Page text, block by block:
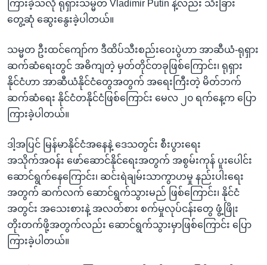
နေရာ
သို့
ရန်
ကြားခဲ့သလို ရုရှားသမ္မတ Vladimir Putin နဲ့လည်း သီးခြား
တွေ့ဆုံ ဆွေးနွေးခဲ့ပါတယ်။
သမ္မတ ဦးထင်ကျော်က ဒီထိပ်သီးစည်းဝေးပွဲဟာ အာဆီယံ-ရုရှား
ဆက်ဆံရေးတွင် အဓိကျတဲ့ မှတ်တိုင်တခုဖြစ်ကြောင်း၊ ရုရှား
နိုင်ငံဟာ အာဆီယံနိုင်ငံတွေအတွက် အရေးကြီးတဲ့ မိတ်ဘက်
ဆက်ဆံရေး နိုင်ငံတနိုင်ငံဖြစ်ကြောင်း မေလ ၂၀ ရက်နေ့က ပြော
ကြားခဲ့ပါတယ်။
ဒါ့အပြင် မြန်မာနိုင်ငံအနေနဲ့ ဒေသတွင်း စီးပွားရေး
အသိုက်အဝန်း ဖော်ဆောင်နိုင်ရေးအတွက် အစွမ်းကုန် ပူးပေါင်း
ဆောင်ရွက်နေကြောင်း၊ ဆင်းရဲချမ်းသာကွာဟမှု နည်းပါးရေး
အတွက် ဆက်လက် ဆောင်ရွက်သွားမည် ဖြစ်ကြောင်း၊ နိုင်ငံ
အတွင်း အသေးစားနဲ့ အလတ်စား စက်မှုလုပ်ငန်းတွေ ဖွံ့ဖြိုး
တိုးတက်ဖို့အတွက်လည်း ဆောင်ရွက်သွားမှာဖြစ်ကြောင်း ပြော
ကြားခဲ့ပါတယ်။